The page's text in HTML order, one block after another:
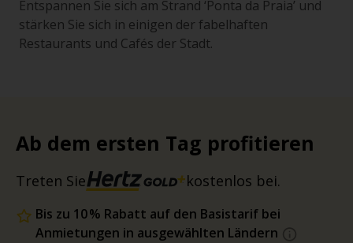
Entspannen Sie sich am Strand ‘Ponta da Praia’ und
stärken Sie sich in einigen der fabelhaften
Restaurants und Cafés der Stadt.
Ab dem ersten Tag profitieren
Treten Sie kostenlos bei.
Bis zu 10 % Rabatt auf den Basistarif bei
Anmietungen in ausgewählten Ländern